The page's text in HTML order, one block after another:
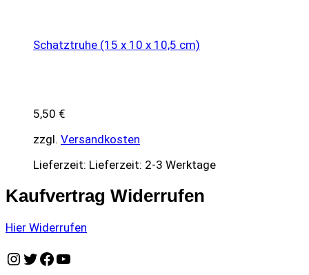
Schatztruhe (15 x 10 x 10,5 cm)
5,50 €
zzgl. Versandkosten
Lieferzeit: Lieferzeit: 2-3 Werktage
Kaufvertrag Widerrufen
Hier Widerrufen
Instagram
Twitter
Facebook
YouTube